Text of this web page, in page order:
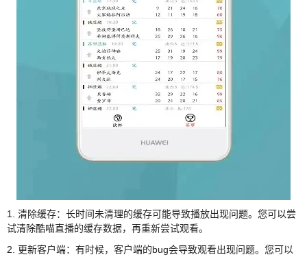
1. 清除缓存：长时间未清理的缓存可能导致播放出现问题。您可以尝
试清除酷喵直播的缓存数据，再重新尝试观看。
2. 更新客户端：有时候，客户端的bug会导致观看出现问题。您可以